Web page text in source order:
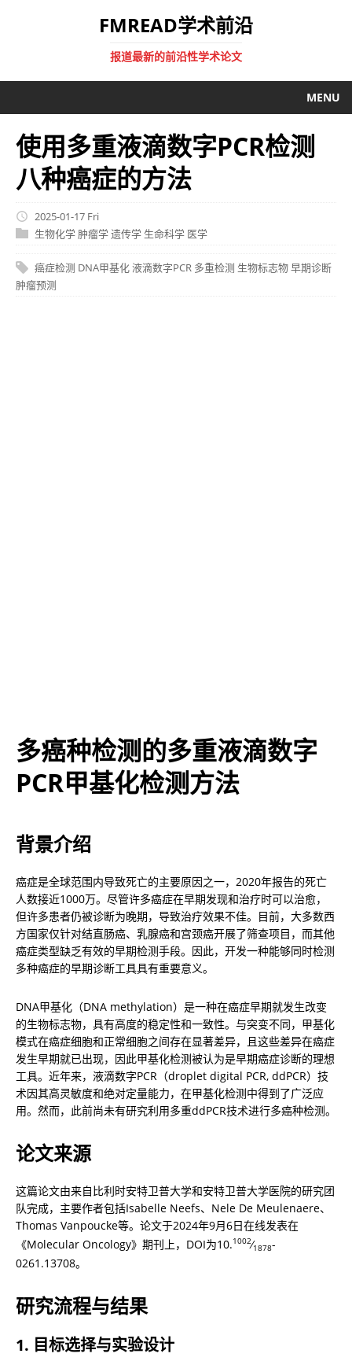
FMREAD学术前沿
报道最新的前沿性学术论文
MENU
使用多重液滴数字PCR检测
八种癌症的方法
2025-01-17 Fri
生物化学 肿瘤学遗传学 生命科学 医学
癌症检测 DNA甲基化液滴数字PCR 多重检测 生物标志物早期诊断
肿瘤预测
多癌种检测的多重液滴数字
PCR甲基化检测方法
背景介绍
癌症是全球范围内导致死亡的主要原因之一，2020年报告的死亡
人数接近1000万。尽管许多癌症在早期发现和治疗时可以治愈，
但许多患者仍被诊断为晚期，导致治疗效果不佳。目前，大多数西
方国家仅针对结直肠癌、乳腺癌和宫颈癌开展了筛查项目，而其他
癌症类型缺乏有效的早期检测手段。因此，开发一种能够同时检测
多种癌症的早期诊断工具具有重要意义。
DNA甲基化（DNA methylation）是一种在癌症早期就发生改变
的生物标志物，具有高度的稳定性和一致性。与突变不同，甲基化
模式在癌症细胞和正常细胞之间存在显著差异，且这些差异在癌症
发生早期就已出现，因此甲基化检测被认为是早期癌症诊断的理想
工具。近年来，液滴数字PCR（droplet digital PCR, ddPCR）技
术因其高灵敏度和绝对定量能力，在甲基化检测中得到了广泛应
用。然而，此前尚未有研究利用多重ddPCR技术进行多癌种检测。
论文来源
这篇论文由来自比利时安特卫普大学和安特卫普大学医院的研究团
队完成，主要作者包括Isabelle Neefs、Nele De Meulenaere、
Thomas Vanpoucke等。论文于2024年9月6日在线发表在
《Molecular Oncology》期刊上，DOI为10.1002⁄1878-
0261.13708。
研究流程与结果
1. 目标选择与实验设计